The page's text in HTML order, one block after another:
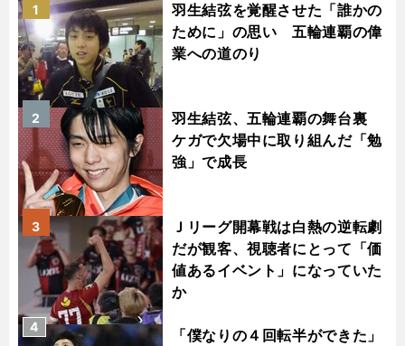
羽生結弦を覚醒させた「誰かの
ために」の思い 五輪連覇の偉
業への道のり
1
羽生結弦、五輪連覇の舞台裏
ケガで欠場中に取り組んだ「勉
強」で成長
2
Ｊリーグ開幕戦は白熱の逆転劇
だが観客、視聴者にとって「価
値あるイベント」になっていた
か
3
「僕なりの４回転半ができた」
4